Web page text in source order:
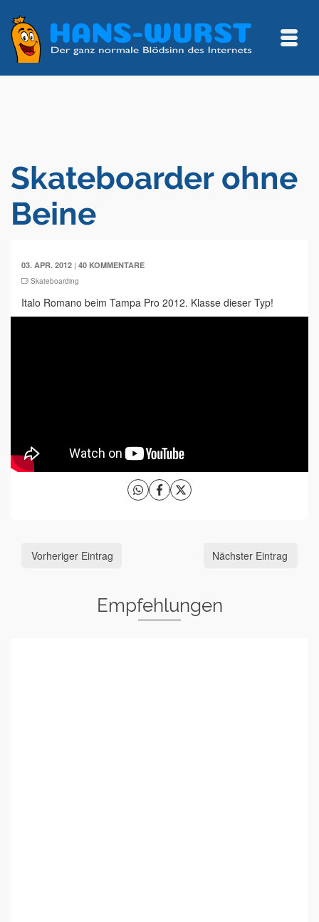
Skateboarder ohne
Beine
03. APR. 2012 | 40 KOMMENTARE
Skateboarding
Italo Romano beim Tampa Pro 2012. Klasse dieser Typ!
Vorheriger Eintrag Nächster Eintrag
Empfehlungen